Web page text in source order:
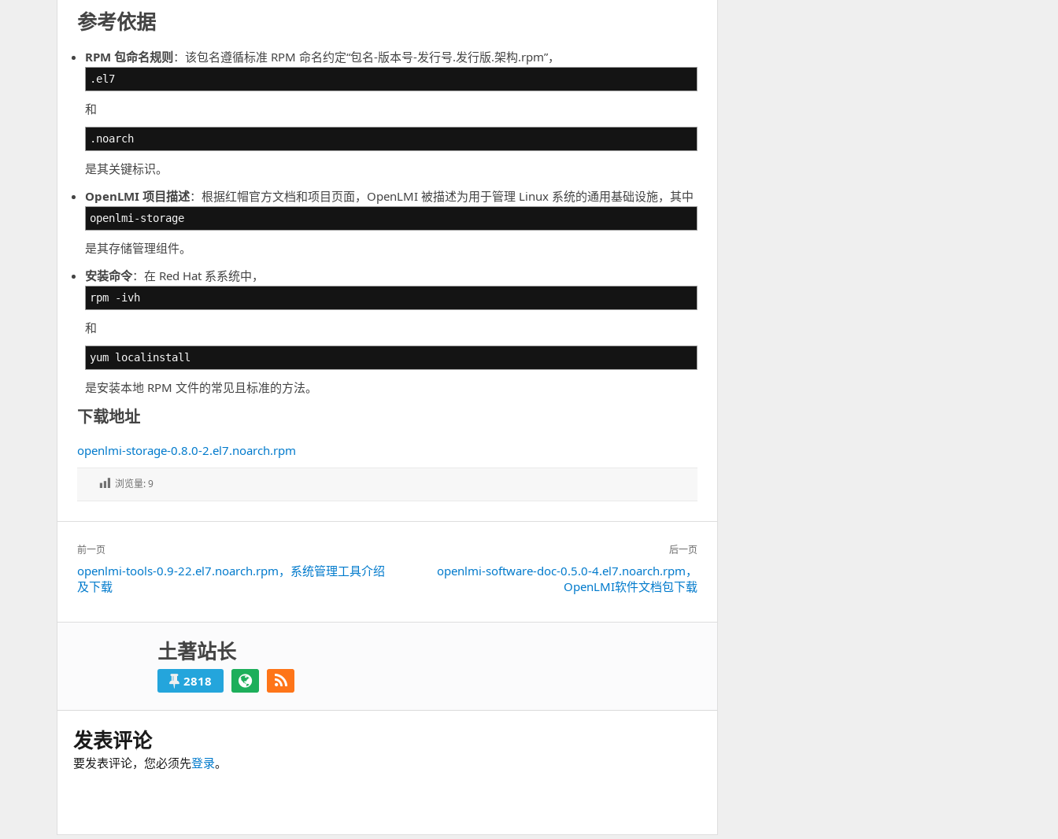
参考依据
RPM 包命名规则 ：该包名遵循标准 RPM 命名约定“包名-版本号-发行号.发行版.架构.rpm”，
.el7
和
.noarch
是其关键标识。
OpenLMI 项目描述：根据红帽官方文档和项目页面，OpenLMI 被描述为用于管理 Linux 系统的通用基础设施，其中
openlmi-storage
是其存储管理组件。
安装命令：在 Red Hat 系系统中，
rpm -ivh
和
yum localinstall
是安装本地 RPM 文件的常见且标准的方法。
下载地址
openlmi-storage-0.8.0-2.el7.noarch.rpm
浏览量:9
文
章
导
前一页
上
一
openlmi-tools-0.9-22.el7.noarch.rpm，系统管理工具介绍
及下载
后一页
openlmi-software-doc-0.5.0-4.el7.noarch.rpm，
OpenLMI软件文档包下载
土著站长
2818
发表评论
要发表评论，您必须先登录。